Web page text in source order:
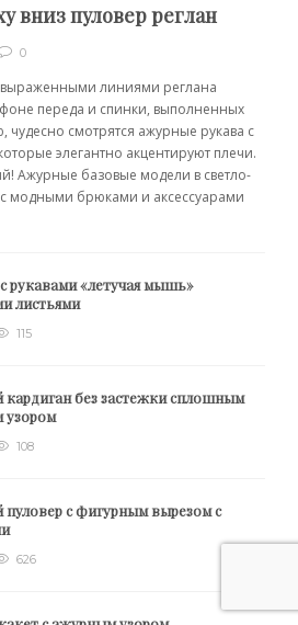
вниз пуловер реглан
0
линиями реглана
фоне переда и спинки, выполненных
чудесно смотрятся ажурные рукава с
элегантно акцентируют плечи.
Ажурные базовые модели в светло-
с модными брюками и аксессуарами
рукавами «летучая мышь»
листьями
115
без застежки сплошным
узором
108
с фигурным вырезом с
626